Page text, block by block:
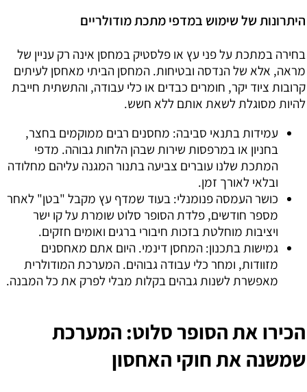
היתרונות של שימוש במדפי מתכת מודולריים
בחירה במתכת על פני עץ או פלסטיק במחסן אינה רק עניין של
מראה, אלא של הנדסה ובטיחות. המחסן הביתי מאחסן לעיתים
קרובות ציוד יקר, חומרים כבדים או כלי עבודה, והתשתית חייבת
להיות מסוגלת לשאת אותם ללא חשש.
עמידות בתנאי סביבה: מחסנים רבים ממוקמים בחצר,
בחניון או במרפסות שירות שבהן הלחות גבוהה. מדפי
המתכת שלנו עוברים צביעה בתנור המגנה עליהם מחלודה
ובלאי לאורך זמן.
כושר העמסה פנומנלי: בעוד שמדף עץ מקבל "בטן" לאחר
מספר חודשים, פלדת הסופר סלוט שומרת על קו ישר
ויציבות מוחלטת בזכות חיבורי ברגים ואומים חזקים.
גמישות בתכנון: המחסן דינמי. היום אתם מאחסנים
מזוודות, ומחר כלי עבודה גבוהים. המערכת המודולרית
מאפשרת לשנות גבהים בקלות מבלי לפרק את כל המבנה.
הכירו את הסופר סלוט: המערכת
שמשנה את חוקי האחסון